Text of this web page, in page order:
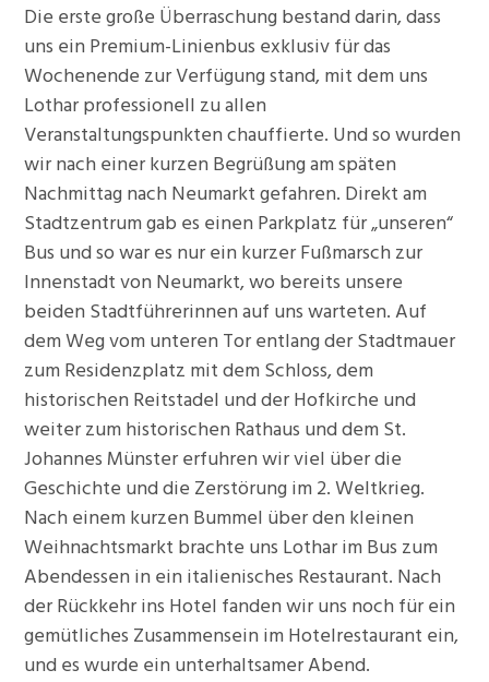
Die erste große Überraschung bestand darin, dass
uns ein Premium-Linienbus exklusiv für das
Wochenende zur Verfügung stand, mit dem uns
Lothar professionell zu allen
Veranstaltungspunkten chauffierte. Und so wurden
wir nach einer kurzen Begrüßung am späten
Nachmittag nach Neumarkt gefahren. Direkt am
Stadtzentrum gab es einen Parkplatz für „unseren“
Bus und so war es nur ein kurzer Fußmarsch zur
Innenstadt von Neumarkt, wo bereits unsere
beiden Stadtführerinnen auf uns warteten. Auf
dem Weg vom unteren Tor entlang der Stadtmauer
zum Residenzplatz mit dem Schloss, dem
historischen Reitstadel und der Hofkirche und
weiter zum historischen Rathaus und dem St.
Johannes Münster erfuhren wir viel über die
Geschichte und die Zerstörung im 2. Weltkrieg.
Nach einem kurzen Bummel über den kleinen
Weihnachtsmarkt brachte uns Lothar im Bus zum
Abendessen in ein italienisches Restaurant. Nach
der Rückkehr ins Hotel fanden wir uns noch für ein
gemütliches Zusammensein im Hotelrestaurant ein,
und es wurde ein unterhaltsamer Abend.